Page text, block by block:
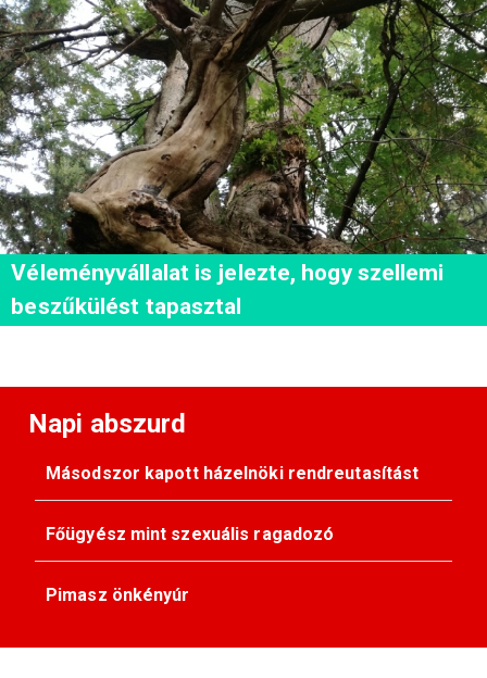
Véleményvállalat is jelezte, hogy szellemi
beszűkülést tapasztal
Napi abszurd
Másodszor kapott házelnöki rendreutasítást
Főügyész mint szexuális ragadozó
Pimasz önkényúr